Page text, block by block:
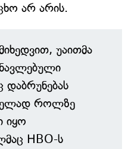
არ არის.
უაითმა
როლზე
იყო
HBO-ს